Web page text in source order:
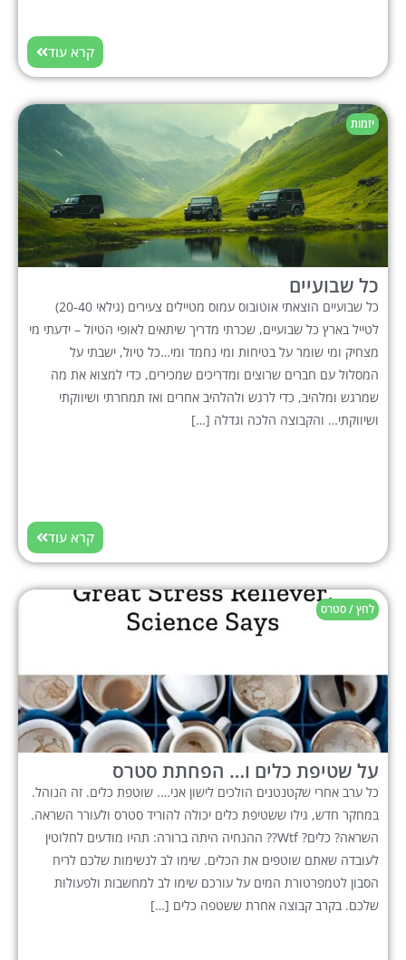
קרא עוד
יזמות
כל שבועיים
כל שבועיים הוצאתי אוטובוס עמוס מטיילים צעירים (גילאי 20-40)
לטייל בארץ כל שבועיים, שכרתי מדריך שיתאים לאופי הטיול – ידעתי מי
מצחיק ומי שומר על בטיחות ומי נחמד ומי…כל טיול, ישבתי על
המסלול עם חברים שרוצים ומדריכים שמכירים, כדי למצוא את מה
שמרגש ומלהיב, כדי לרגש ולהלהיב אחרים ואז תמחרתי ושיווקתי
ושיווקתי… והקבוצה הלכה וגדלה […]
קרא עוד
לחץ / סטרס
על שטיפת כלים ו… הפחתת סטרס
כל ערב אחרי שקטנטנים הולכים לישון אני…. שוטפת כלים. זה הנוהל.
במחקר חדש, גילו ששטיפת כלים יכולה להוריד סטרס ולעורר השראה.
השראה? כלים? Wtf?? ההנחיה היתה ברורה: תהיו מודעים לחלוטין
לעובדה שאתם שוטפים את הכלים. שימו לב לנשימות שלכם לריח
הסבון לטמפרטורת המים על עורכם שימו לב למחשבות ולפעולות
שלכם. בקרב קבוצה אחרת ששטפה כלים […]